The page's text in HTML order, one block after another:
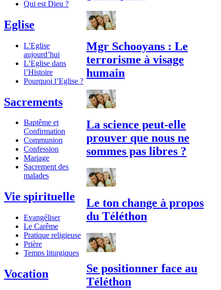
Qui est Dieu ?
Eglise
L’Eglise
aujourd’hui
L’Eglise dans
l’Histoire
Pourquoi l’Eglise ?
Sacrements
Baptême et
Confirmation
Communion
Confession
Mariage
Sacrement des
malades
Vie spirituelle
Evangéliser
Le Carême
Pratique religieuse
Prière
Temps liturgiques
Vocation
Mgr Schooyans : Le
terrorisme à visage
humain
La science peut-elle
prouver que nous ne
sommes pas libres ?
Le ton change à propos
du Téléthon
Se positionner face au
Téléthon